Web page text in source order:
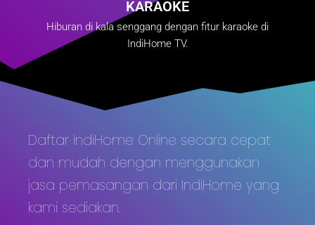
KARAOKE
Hiburan di kala senggang dengan fitur karaoke di
IndiHome TV.
Daftar IndiHome Online secara cepat
dan mudah dengan menggunakan
jasa pemasangan dari IndiHome yang
kami sediakan.